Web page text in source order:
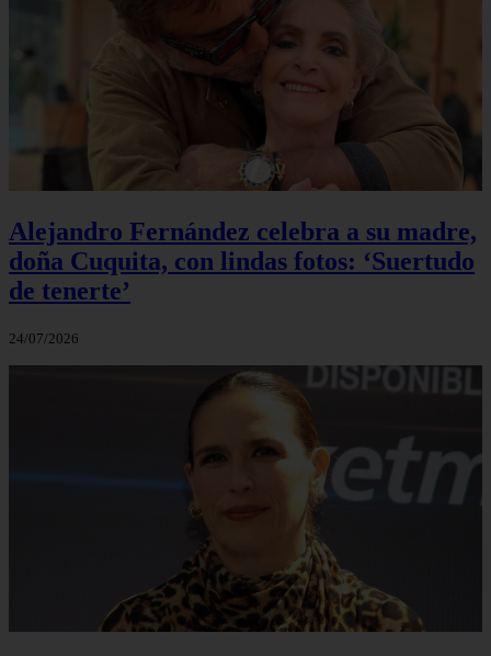
Alejandro Fernández celebra a su madre,
doña Cuquita, con lindas fotos: ‘Suertudo
de tenerte’
24/07/2026